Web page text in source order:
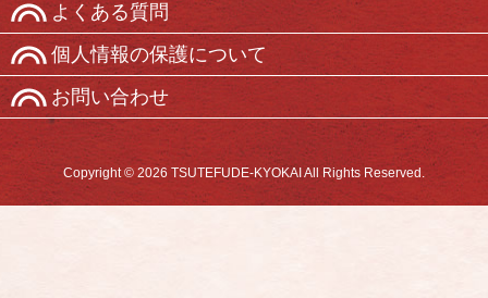
よくある質問
個人情報の保護について
お問い合わせ
Copyright © 2026 TSUTEFUDE-KYOKAI All Rights Reserved.